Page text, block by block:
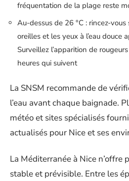
fréquentation de la plage reste
Au-dessus de 26 °C : rincez-
oreilles et les yeux à l’eau douce
Surveillez l’apparition de
heures qui suivent
La SNSM recommande de
l’eau avant chaque baignade.
météo et sites spécialisés
actualisés pour Nice et ses
La Méditerranée à Nice n’offre
stable et prévisible. Entre les